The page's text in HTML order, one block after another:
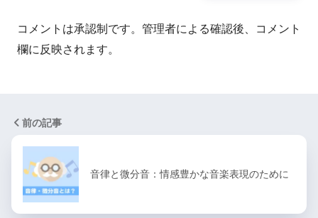
コメントは承認制です。管理者による確認後、コメント
欄に反映されます。
前の記事
音律と微分音：情感豊かな音楽表現のために